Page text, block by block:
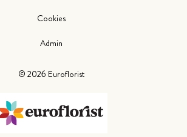
© 2026 Euroflorist
Cookies
Admin